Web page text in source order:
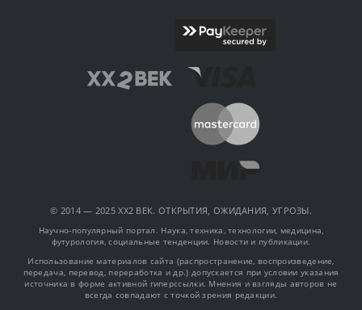
© 2014 — 2025 XX2 ВЕК. ОТКРЫТИЯ, ОЖИДАНИЯ, УГРОЗЫ.
Научно-популярный портал. Наука, техника, технологии, медицина,
футурология, социальные тенденции. Новости и публикации.
Использование материалов сайта (распространение, воспроизведение,
передача, перевод, переработка и др.) допускается при условии указания
источника в форме активной гиперссылки. Мнения и взгляды авторов не
всегда совпадают с точкой зрения редакции.